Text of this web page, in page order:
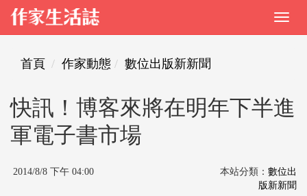
首頁 作家動態 數位出版新新聞
快訊！博客來將在明年下半進
軍電子書市場
2014/8/8 下午 04:00 本站分類： 數位出
版新新聞